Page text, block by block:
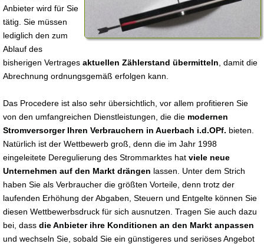
Anbieter wird für Sie
tätig. Sie müssen
lediglich den zum
Ablauf des
bisherigen Vertrages aktuellen Zählerstand übermitteln , damit die
Abrechnung ordnungsgemäß erfolgen kann.
Das Procedere ist also sehr übersichtlich, vor allem profitieren Sie
von den umfangreichen Dienstleistungen, die die modernen
Stromversorger Ihren Verbrauchern in Auerbach i.d.OPf. bieten.
Natürlich ist der Wettbewerb groß, denn die im Jahr 1998
eingeleitete Deregulierung des Strommarktes hat viele neue
Unternehmen auf den Markt drängen lassen. Unter dem Strich
haben Sie als Verbraucher die größten Vorteile, denn trotz der
laufenden Erhöhung der Abgaben, Steuern und Entgelte können Sie
diesen Wettbewerbsdruck für sich ausnutzen. Tragen Sie auch dazu
bei, dass die Anbieter ihre Konditionen an den Markt anpassen
und wechseln Sie, sobald Sie ein günstigeres und seriöses Angebot